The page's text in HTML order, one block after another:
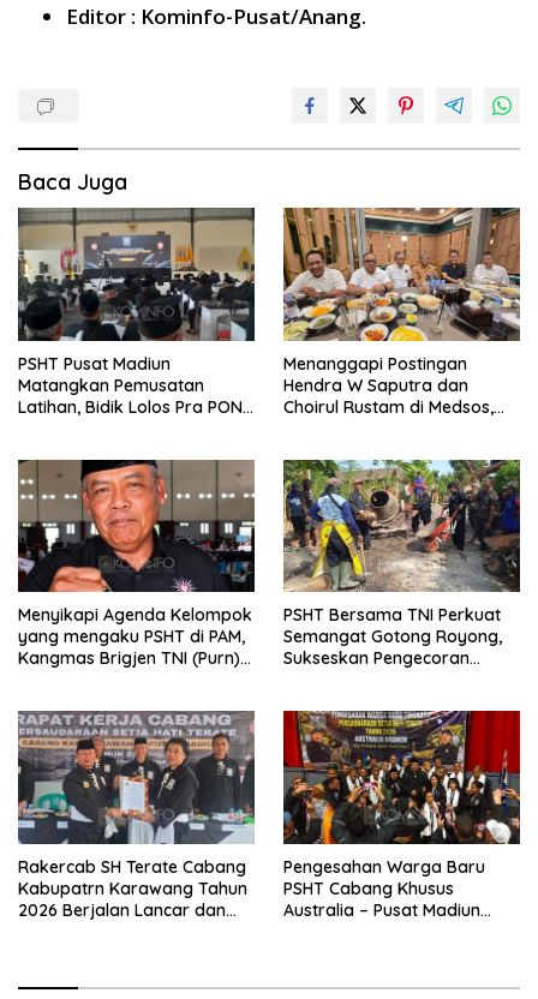
Editor : Kominfo-Pusat/Anang.
Baca Juga
PSHT Pusat Madiun
Matangkan Pemusatan
Latihan, Bidik Lolos Pra PON
Menanggapi Postingan
Hendra W Saputra dan
Choirul Rustam di Medsos,
Menyikapi Agenda Kelompok
yang mengaku PSHT di PAM,
Kangmas Brigjen TNI (Purn)
PSHT Bersama TNI Perkuat
Semangat Gotong Royong,
Sukseskan Pengecoran
Rakercab SH Terate Cabang
Kabupatrn Karawang Tahun
2026 Berjalan Lancar dan
Pengesahan Warga Baru
PSHT Cabang Khusus
Australia – Pusat Madiun